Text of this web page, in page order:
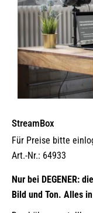
StreamBox
Für Preise bitte
Art.-Nr.: 64933
Nur bei DEGENER:
Bild und Ton. Alles